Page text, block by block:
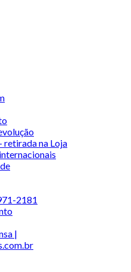
retirada na Loja
2181
|